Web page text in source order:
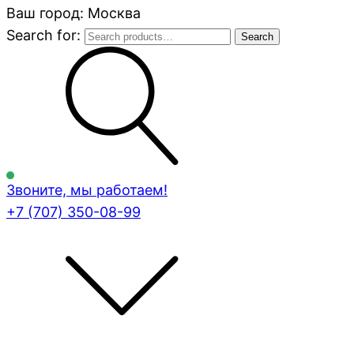
Ваш город: Москва
Search for:
Search
Звоните, мы работаем!
+7 (707) 350-08-99